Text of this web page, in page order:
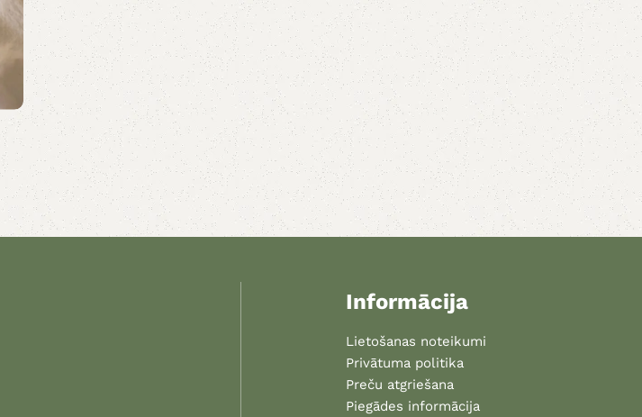
Informācija
Lietošanas noteikumi
Privātuma politika
Preču atgriešana
Piegādes informācija